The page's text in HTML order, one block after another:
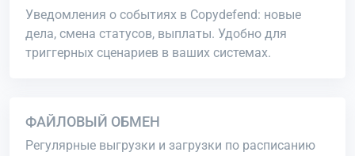
Уведомления о событиях в Copydefend: новые
дела, смена статусов, выплаты. Удобно для
триггерных сценариев в ваших системах.
ФАЙЛОВЫЙ ОБМЕН
Регулярные выгрузки и загрузки по расписанию